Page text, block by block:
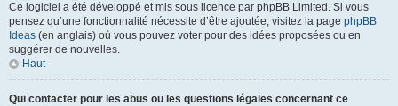
Ce logiciel a été développé et mis sous licence par phpBB Limited. Si vous
pensez qu’une fonctionnalité nécessite d’être ajoutée, visitez la page phpBB
Ideas (en anglais) où vous pouvez voter pour des idées proposées ou en
suggérer de nouvelles.
Haut
Qui contacter pour les abus ou les questions légales concernant ce